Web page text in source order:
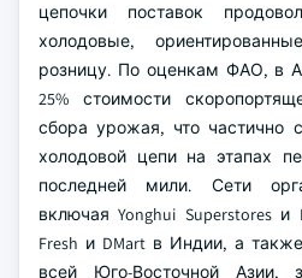
цепочки поставок
холодовые,
розницу. По оценкам ФАО, в
25% стоимости
сбора урожая, что частично
холодовой цепи на этапах
последней мили. Сети
включая Yonghui Superstores и
Fresh и DMart в Индии, а
всей Юго-Восточной Азии,